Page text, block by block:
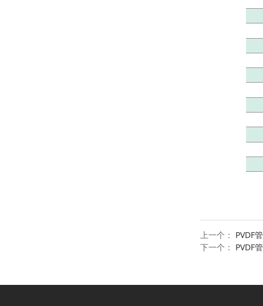
上一个： PVDF管
下一个： PVDF管